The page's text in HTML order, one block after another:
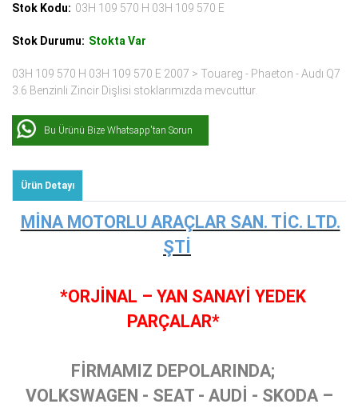
Stok Kodu: 03H 109 570 H 03H 109 570 E
Stok Durumu: Stokta Var
03H 109 570 H 03H 109 570 E 2007 > Touareg - Phaeton - Audı Q7
3.6 Benzinli Zincir Dişlisi stoklarımızda mevcuttur.
Bu Ürünü Bize Whatsapp'tan Sorun
Ürün Detayı
MİNA MOTORLU ARAÇLAR SAN. TİC. LTD.
ŞTİ
*ORJİNAL – YAN SANAYİ YEDEK
PARÇALAR*
FİRMAMIZ DEPOLARINDA;
VOLKSWAGEN - SEAT - AUDİ - SKODA –